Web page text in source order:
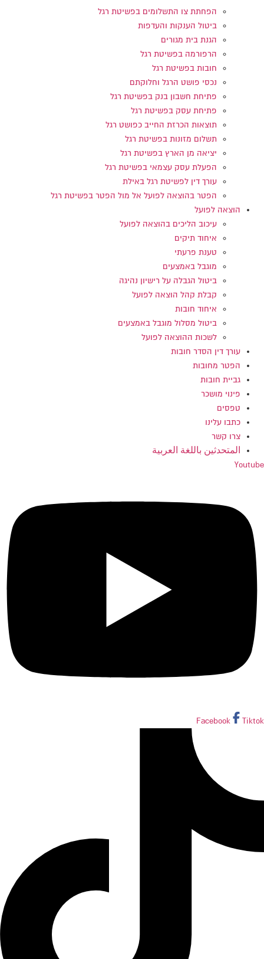
הפחתת צו התשלומים בפשיטת רגל
ביטול הענקות והעדפות
הגנת בית מגורים
הרפורמה בפשיטת רגל
חובות בפשיטת רגל
נכסי פושט הרגל וחלוקתם
פתיחת חשבון בנק בפשיטת רגל
פתיחת עסק בפשיטת רגל
תוצאות הכרזת החייב כפושט רגל
תשלום מזונות בפשיטת רגל
יציאה מן הארץ בפשיטת רגל
הפעלת עסק עצמאי בפשיטת רגל
עורך דין לפשיטת רגל באילת
הפטר בהוצאה לפועל אל מול הפטר בפשיטת רגל
הוצאה לפועל
עיכוב הליכים בהוצאה לפועל
איחוד תיקים
טענת פרעתי
מוגבל באמצעים
ביטול הגבלה על רישיון נהיגה
קבלת קהל הוצאה לפועל
איחוד חובות
ביטול מסלול מוגבל באמצעים
לשכות ההוצאה לפועל
עורך דין הסדר חובות
הפטר מחובות
גביית חובות
פינוי מושכר
טפסים
כתבו עלינו
צרו קשר
المتحدثين باللغة العربية
Youtube
Facebook Tiktok